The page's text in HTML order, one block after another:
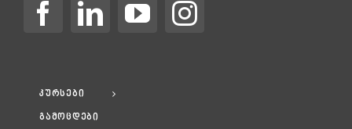
კურსები
გამოცდები